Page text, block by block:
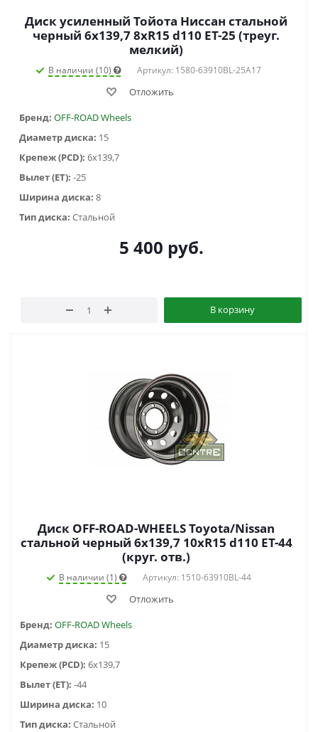
Диск усиленный Тойота Ниссан стальной
черный 6x139,7 8xR15 d110 ET-25 (треуг.
мелкий)
В наличии (10) Артикул: 1580-63910BL-25A17
Отложить
Бренд: OFF-ROAD Wheels
Диаметр диска: 15
Крепеж (PCD): 6x139,7
Вылет (ET): -25
Ширина диска: 8
Тип диска: Стальной
5 400 руб.
В корзину
Диск OFF-ROAD-WHEELS Toyota/Nissan
стальной черный 6x139,7 10xR15 d110 ET-44
(круг. отв.)
В наличии (1) Артикул: 1510-63910BL-44
Отложить
Бренд: OFF-ROAD Wheels
Диаметр диска: 15
Крепеж (PCD): 6x139,7
Вылет (ET): -44
Ширина диска: 10
Тип диска: Стальной